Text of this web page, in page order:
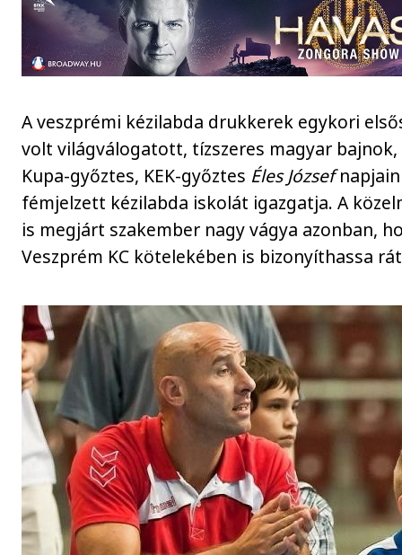
A veszprémi kézilabda drukkerek egykori
volt világválogatott, tízszeres magyar
Kupa-győztes, KEK-győztes Éles József
fémjelzett kézilabda iskolát igazgatja. A
is megjárt szakember nagy vágya azonban,
Veszprém KC kötelekében is bizonyíthassa